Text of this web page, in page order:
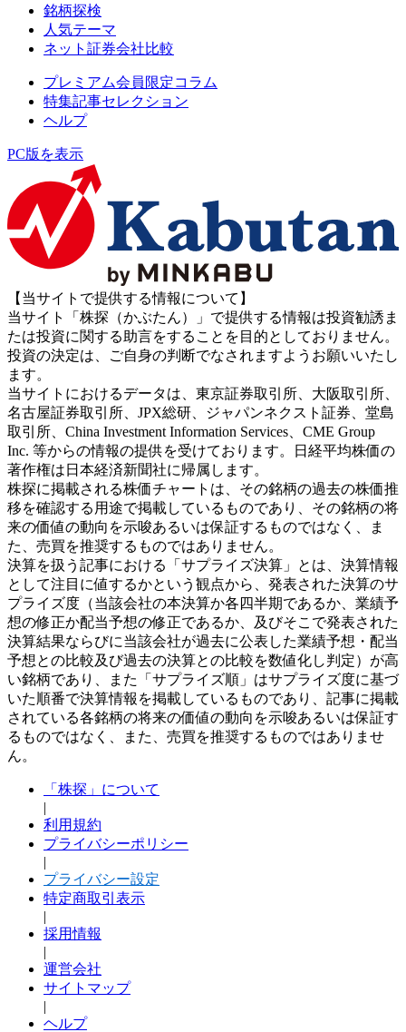
銘柄探検
人気テーマ
ネット証券会社比較
プレミアム会員限定コラム
特集記事セレクション
ヘルプ
PC版を表示
【当サイトで提供する情報について】
当サイト「株探（かぶたん）」で提供する情報は投資勧誘ま
たは投資に関する助言をすることを目的としておりません。
投資の決定は、ご自身の判断でなされますようお願いいたし
ます。
当サイトにおけるデータは、東京証券取引所、大阪取引所、
名古屋証券取引所、JPX総研、ジャパンネクスト証券、堂島
取引所、China Investment Information Services、CME Group
Inc. 等からの情報の提供を受けております。日経平均株価の
著作権は日本経済新聞社に帰属します。
株探に掲載される株価チャートは、その銘柄の過去の株価推
移を確認する用途で掲載しているものであり、その銘柄の将
来の価値の動向を示唆あるいは保証するものではなく、ま
た、売買を推奨するものではありません。
決算を扱う記事における「サプライズ決算」とは、決算情報
として注目に値するかという観点から、発表された決算のサ
プライズ度（当該会社の本決算か各四半期であるか、業績予
想の修正か配当予想の修正であるか、及びそこで発表された
決算結果ならびに当該会社が過去に公表した業績予想・配当
予想との比較及び過去の決算との比較を数値化し判定）が高
い銘柄であり、また「サプライズ順」はサプライズ度に基づ
いた順番で決算情報を掲載しているものであり、記事に掲載
されている各銘柄の将来の価値の動向を示唆あるいは保証す
るものではなく、また、売買を推奨するものではありませ
ん。
「株探」について
|
利用規約
プライバシーポリシー
|
プライバシー設定
特定商取引表示
|
採用情報
|
運営会社
サイトマップ
|
ヘルプ